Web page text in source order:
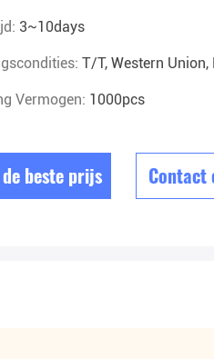
3~10days
T/T, Western Union,
Vermogen: 1000pcs
beste prijs Contact